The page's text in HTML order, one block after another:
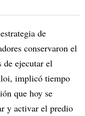
de
conservaron el
de ejecutar el
implicó tiempo
que hoy se
y activar el predio